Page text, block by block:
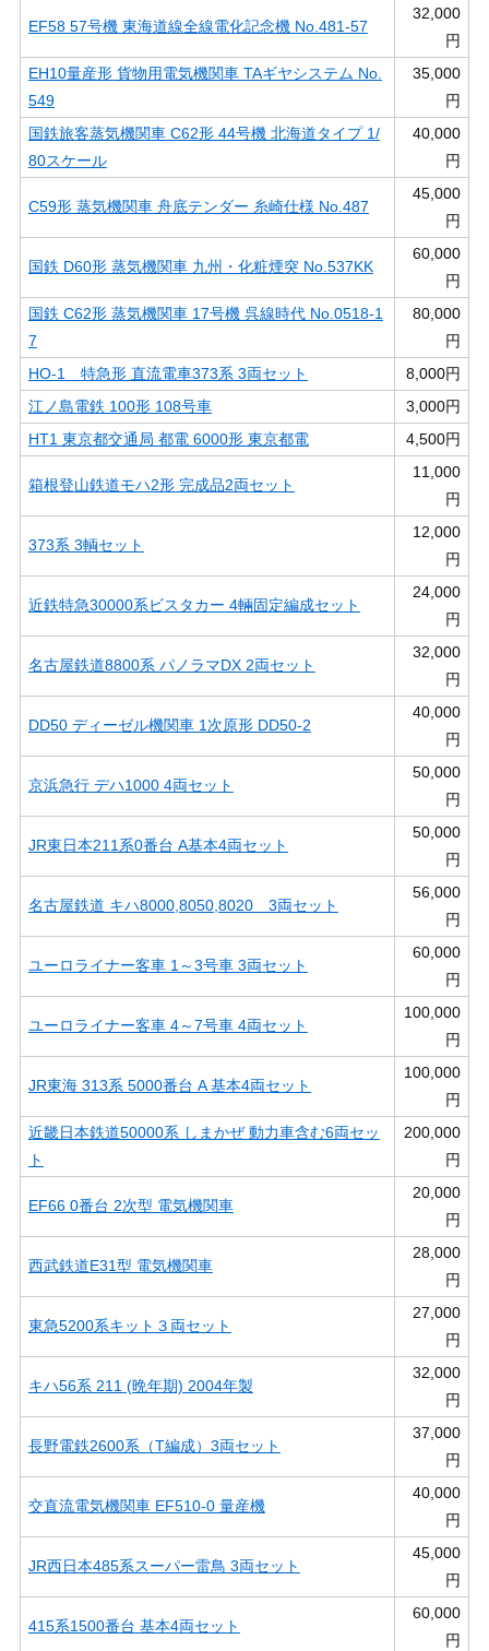
EF58 57号機 東海道線全線電化記念機 No.481-57
32,000
円
EH10量産形 貨物用電気機関車 TAギヤシステム No.
549
35,000
円
国鉄旅客蒸気機関車 C62形 44号機 北海道タイプ 1/
80スケール
40,000
円
C59形 蒸気機関車 舟底テンダー 糸崎仕様 No.487
45,000
円
国鉄 D60形 蒸気機関車 九州・化粧煙突 No.537KK
60,000
円
国鉄 C62形 蒸気機関車 17号機 呉線時代 No.0518-1
7
80,000
円
HO-1 特急形 直流電車373系 3両セット
8,000円
江ノ島電鉄 100形 108号車
3,000円
HT1 東京都交通局 都電 6000形 東京都電
4,500円
箱根登山鉄道モハ2形 完成品2両セット
11,000
円
373系 3輌セット
12,000
円
近鉄特急30000系ビスタカー 4輛固定編成セット
24,000
円
名古屋鉄道8800系 パノラマDX 2両セット
32,000
円
DD50 ディーゼル機関車 1次原形 DD50-2
40,000
円
京浜急行 デハ1000 4両セット
50,000
円
JR東日本211系0番台 A基本4両セット
50,000
円
名古屋鉄道 キハ8000,8050,8020 3両セット
56,000
円
ユーロライナー客車 1～3号車 3両セット
60,000
円
ユーロライナー客車 4～7号車 4両セット
100,000
円
JR東海 313系 5000番台 A 基本4両セット
100,000
円
近畿日本鉄道50000系 しまかぜ 動力車含む6両セッ
ト
200,000
円
EF66 0番台 2次型 電気機関車
20,000
円
西武鉄道E31型 電気機関車
28,000
円
東急5200系キット３両セット
27,000
円
キハ56系 211 (晩年期) 2004年製
32,000
円
長野電鉄2600系（T編成）3両セット
37,000
円
交直流電気機関車 EF510-0 量産機
40,000
円
JR西日本485系スーパー雷鳥 3両セット
45,000
円
415系1500番台 基本4両セット
60,000
円